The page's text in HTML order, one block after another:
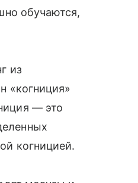
обучаются,
из
«когниция»
— это
когницией.